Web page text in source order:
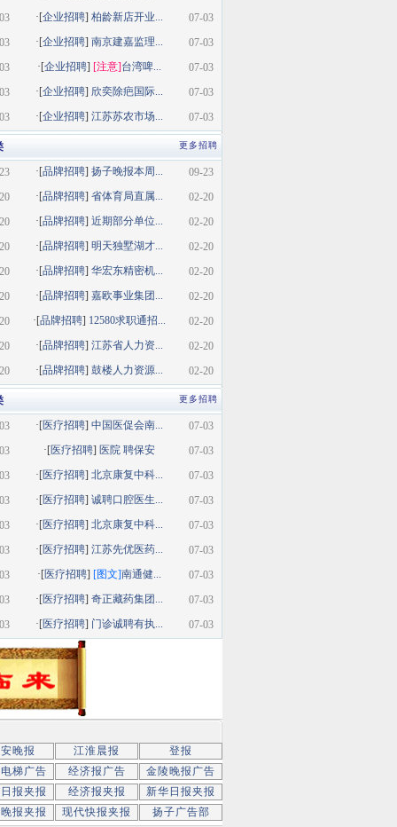
07-03
·[企业招聘] 柏龄新店开业...
07-03
·[企业招聘] 南京建嘉监理...
07-03
·[企业招聘] [注意]台湾啤...
07-03
·[企业招聘] 欣奕除疤国际...
07-03
·[企业招聘] 江苏苏农市场...
更多招聘
09-23
·[品牌招聘] 扬子晚报本周...
02-20
·[品牌招聘] 省体育局直属...
02-20
·[品牌招聘] 近期部分单位...
02-20
·[品牌招聘] 明天独墅湖才...
02-20
·[品牌招聘] 华宏东精密机...
02-20
·[品牌招聘] 嘉欧事业集团...
02-20
·[品牌招聘] 12580求职通招...
02-20
·[品牌招聘] 江苏省人力资...
02-20
·[品牌招聘] 鼓楼人力资源...
更多招聘
07-03
·[医疗招聘] 中国医促会南...
07-03
·[医疗招聘] 医院 聘保安
07-03
·[医疗招聘] 北京康复中科...
07-03
·[医疗招聘] 诚聘口腔医生...
07-03
·[医疗招聘] 北京康复中科...
07-03
·[医疗招聘] 江苏先优医药...
07-03
·[医疗招聘] [图文]南通健...
07-03
·[医疗招聘] 奇正藏药集团...
07-03
·[医疗招聘] 门诊诚聘有执...
晚报 江淮晨报
登报
梯广告
经济报广告
金陵晚报广告
报夹报
经济报夹报
新华日报夹报
报夹报
现代快报夹报 扬子广告部